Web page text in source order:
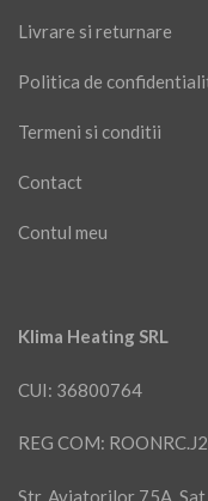
Livrare si returnare
Politica de
Termeni si conditii
Contact
Contul meu
Klima Heating SRL
CUI: 36800764
REG COM:
Str. Aviatorilor 75A,